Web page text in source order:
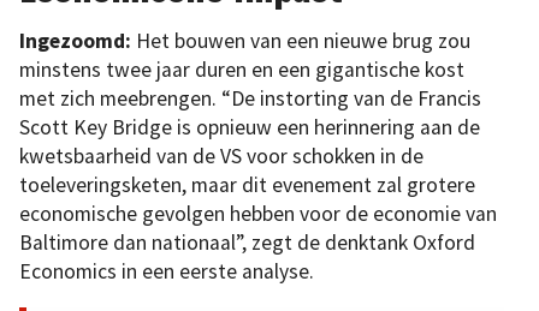
Ingezoomd: Het bouwen van een nieuwe brug zou
minstens twee jaar duren en een gigantische kost
met zich meebrengen. “De instorting van de Francis
Scott Key Bridge is opnieuw een herinnering aan de
kwetsbaarheid van de VS voor schokken in de
toeleveringsketen, maar dit evenement zal grotere
economische gevolgen hebben voor de economie van
Baltimore dan nationaal”, zegt de denktank Oxford
Economics in een eerste analyse.